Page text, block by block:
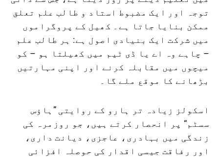
توجہ اور ایک مضبوط استاد و طالب علم تعلق
ممکن بنایا جاتا ہے۔ کھیل کے پروگراموں
میں شرکت ایک بنیادی اصول ہے: ہر طالب علم
– چاہے وہ اے یا ڈی ٹیم میں کھیلتا ہو – کو
میچوں میں مقابلہ کرنے اور اپنی مہارتیں
بڑھانے کا موقع ملے گا۔
اسکولز زیادہ تر ہارو کے روایتی ”ہاؤس
سسٹم“ پر انحصار کرتے ہیں، جو روزمرہ کی
زندگی میں بہادری، عاجزی، دیانت داری،
اور رفاقت جیسی اقدار کی حوصلہ افزائی